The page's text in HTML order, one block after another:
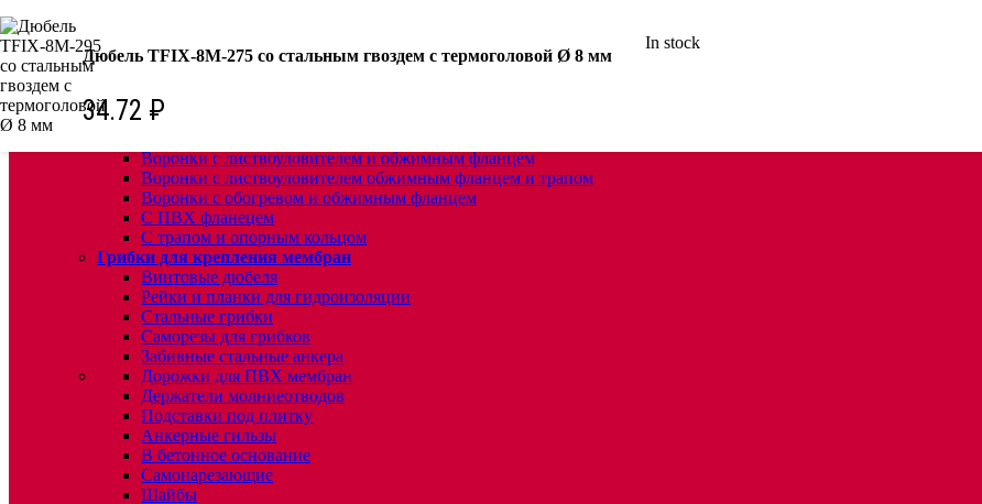
КРЕПЕЖ:
Для кровли
Комплектующие для кровельных воронок
Ремонтные кровельные воронки
Воронки с листвоуловителем и обжимным фланцем
Воронки с листвоуловителем обжимным фланцем и трапом
Воронки с обогревом и обжимным фланцем
С ПВХ фланецем
С трапом и опорным кольцом
Грибки для крепления мембран
Винтовые дюбеля
Рейки и планки для гидроизоляции
Стальные грибки
Саморезы для грибков
Забивные стальные анкера
Дорожки для ПВХ мембран
Держатели молниеотводов
Подставки под плитку
Анкерные гильзы
В бетонное основание
Самонарезающие
Шайбы
Дюбель TFIX-8M-275 со стальным гвоздем с термоголовой Ø 8 мм
34.72 ₽
In stock